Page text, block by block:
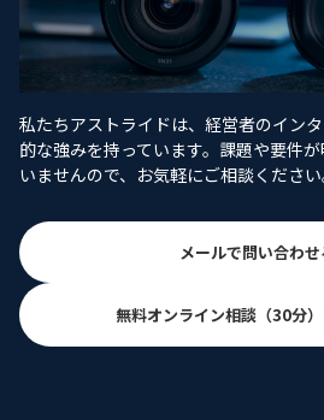
私たちアストライドは、経営者のイン
的な強みを持っています。課題や要件
いませんので、お気軽にご相談ください
メールで問い合わせ
無料オンライン相談（30分